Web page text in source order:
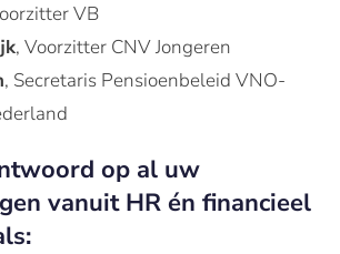
VB
, Voorzitter CNV Jongeren
, Secretaris Pensioenbeleid VNO-
op al uw
vanuit HR én financieel